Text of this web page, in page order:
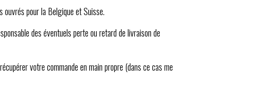
ouvrés pour la Belgique et Suisse.
des éventuels perte ou retard de livraison de
votre commande en main propre (dans ce cas me